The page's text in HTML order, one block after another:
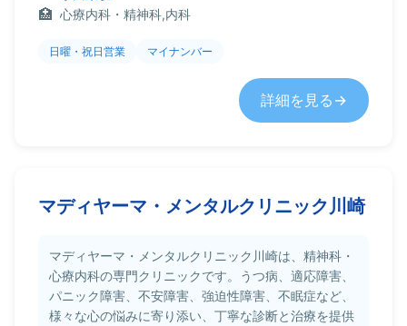
心療内科・精神科,内科
日曜・祝日営業 マイナンバー
詳細を見る
マディヤーマ・メンタルクリニック川崎
マディヤーマ・メンタルクリニック川崎は、精神科・
心療内科の専門クリニックです。うつ病、適応障害、
パニック障害、不安障害、強迫性障害、不眠症など、
様々な心の悩みに寄り添い、丁寧な診断と治療を提供